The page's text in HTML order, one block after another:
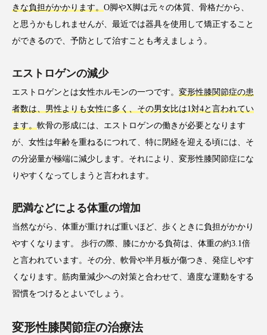
きな負担がかかります。O脚やX脚は元々の体質、骨格だから、
と思うかもしれませんが、最近では器具を使用して矯正すること
ができるので、予防として治すことも考えましょう。
エストロゲンの減少
エストロゲンとは女性ホルモンの一つです。 変形性膝関節症の患
者数は、男性よりも女性に多く、その男女比は1対4と言われてい
ます。軟骨の形成には、エストロゲンの働きが必要となります
が、女性は年齢を重ねるにつれて、特に閉経を迎える頃には、そ
の分泌量が極端に減少します。それにより、変形性膝関節症にな
りやすくなってしまうと言われます。
肥満などによる体重の増加
当然ながら、体重が重ければ重いほど、歩くときに負担がかかり
やすくなります。 歩行の際、膝にかかる負荷は、体重の約3.1倍
と言われています。その分、軟骨や半月板が傷つき、発症しやす
くなります。筋肉量減少への対策と合わせて、適度な運動をする
習慣をつけるとよいでしょう。
変形性膝関節症の治療法